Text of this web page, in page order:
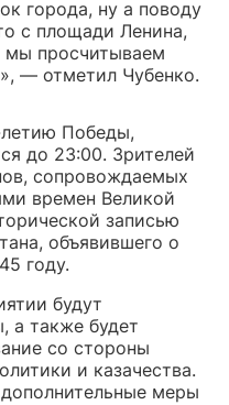
города, ну а поводу
с площади Ленина,
мы просчитываем
— отметил Чубенко.
Победы,
до 23:00. Зрителей
сопровождаемых
времен Великой
записью
объявившего о
году.
будут
а также будет
со стороны
и казачества.
меры